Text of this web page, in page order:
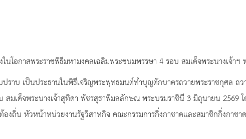
นโอกาสพระราชพิธีมหามงคลเฉลิมพระชนมพรรษา 4 รอบ สมเด็จพระนางเจ้า
บ เป็นประธานในพิธีเจริญพระพุทธมนต์ทำบุญตักบาตรถวายพระราชกุศล ถว
สมเด็จพระนางเจ้าสุทิดา พัชรสุธาพิมลลักษณ พระบรมราชินี 3 มิถุนายน
องถิ่น หัวหน้าหน่วยงานรัฐวิสาหกิจ คณะกรรมการกิ่งกาชาดและสมาชิกกิ่งก